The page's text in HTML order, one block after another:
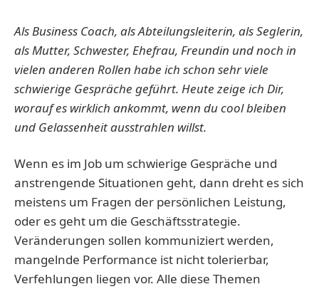
Als Business Coach, als Abteilungsleiterin, als Seglerin,
als Mutter, Schwester, Ehefrau, Freundin und noch in
vielen anderen Rollen habe ich schon sehr viele
schwierige Gespräche geführt. Heute zeige ich Dir,
worauf es wirklich ankommt, wenn du cool bleiben
und Gelassenheit ausstrahlen willst.
Wenn es im Job um schwierige Gespräche und
anstrengende Situationen geht, dann dreht es sich
meistens um Fragen der persönlichen Leistung,
oder es geht um die Geschäftsstrategie.
Veränderungen sollen kommuniziert werden,
mangelnde Performance ist nicht tolerierbar,
Verfehlungen liegen vor. Alle diese Themen